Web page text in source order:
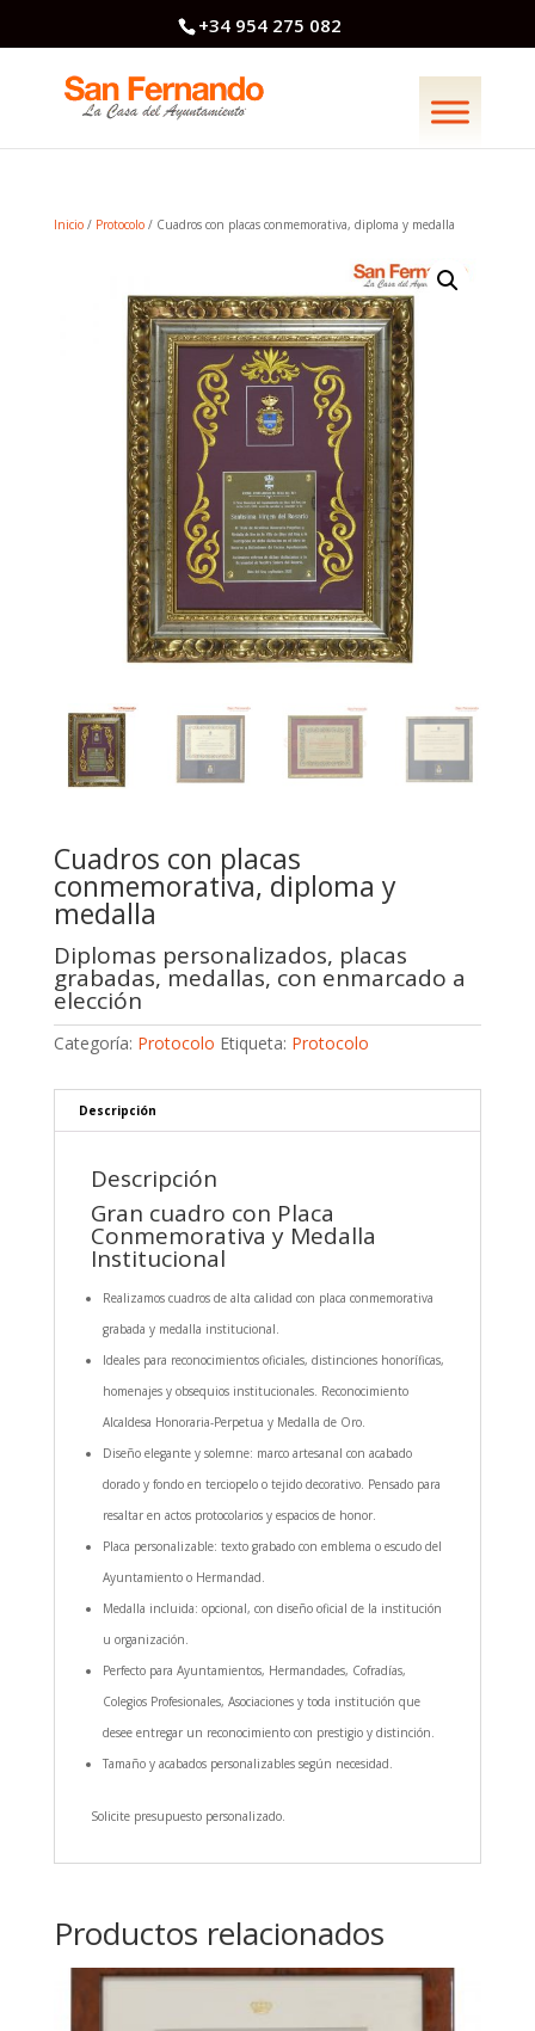
+34 954 275 082
Inicio/ Protocolo/ Cuadros con placas conmemorativa, diploma y medalla
Cuadros con placas
conmemorativa, diploma y
medalla
Diplomas personalizados, placas
grabadas, medallas, con enmarcado a
elección
Categoría: Protocolo Etiqueta: Protocolo
Descripción
Descripción
Gran cuadro con Placa
Conmemorativa y Medalla
Institucional
Realizamos cuadros de alta calidad con placa conmemorativa
grabada y medalla institucional.
Ideales para reconocimientos oficiales, distinciones honoríficas,
homenajes y obsequios institucionales. Reconocimiento
Alcaldesa Honoraria-Perpetua y Medalla de Oro.
Diseño elegante y solemne: marco artesanal con acabado
dorado y fondo en terciopelo o tejido decorativo. Pensado para
resaltar en actos protocolarios y espacios de honor.
Placa personalizable: texto grabado con emblema o escudo del
Ayuntamiento o Hermandad.
Medalla incluida: opcional, con diseño oficial de la institución
u organización.
Perfecto para Ayuntamientos, Hermandades, Cofradías,
Colegios Profesionales, Asociaciones y toda institución que
desee entregar un reconocimiento con prestigio y distinción.
Tamaño y acabados personalizables según necesidad.
Solicite presupuesto personalizado.
Productos relacionados